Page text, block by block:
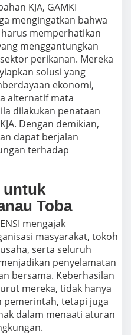
KJA, GAMKI
mengingatkan bahwa
memperhatikan
menggantungkan
perikanan. Mereka
solusi yang
ekonomi,
alternatif mata
dilakukan penataan
Dengan demikian,
dapat berjalan
terhadap
untuk
Toba
mengajak
masyarakat, tokoh
serta seluruh
penyelamatan
bersama. Keberhasilan
mereka, tidak hanya
pemerintah, tetapi juga
dalam menaati aturan